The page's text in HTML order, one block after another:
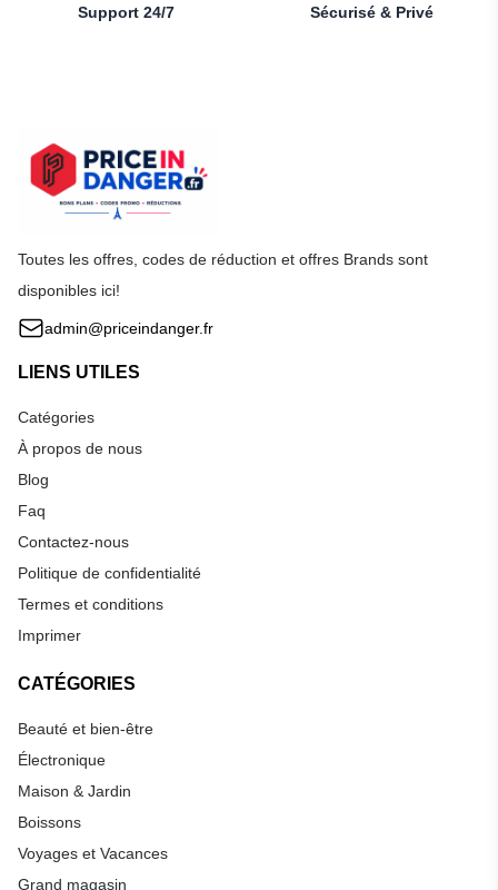
Support 24/7 Sécurisé & Privé
Toutes les offres, codes de réduction et offres Brands sont
disponibles ici!
admin@priceindanger.fr
LIENS UTILES
Catégories
À propos de nous
Blog
Faq
Contactez-nous
Politique de confidentialité
Termes et conditions
Imprimer
CATÉGORIES
Beauté et bien-être
Électronique
Maison & Jardin
Boissons
Voyages et Vacances
Grand magasin